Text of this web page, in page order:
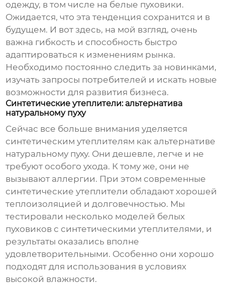
одежду, в том числе на белые пуховики.
Ожидается, что эта тенденция сохранится и в
будущем. И вот здесь, на мой взгляд, очень
важна гибкость и способность быстро
адаптироваться к изменениям рынка.
Необходимо постоянно следить за новинками,
изучать запросы потребителей и искать новые
возможности для развития бизнеса.
Синтетические утеплители: альтернатива
натуральному пуху
Сейчас все больше внимания уделяется
синтетическим утеплителям как альтернативе
натуральному пуху. Они дешевле, легче и не
требуют особого ухода. К тому же, они не
вызывают аллергии. При этом современные
синтетические утеплители обладают хорошей
теплоизоляцией и долговечностью. Мы
тестировали несколько моделей белых
пуховиков с синтетическими утеплителями, и
результаты оказались вполне
удовлетворительными. Особенно они хорошо
подходят для использования в условиях
высокой влажности.